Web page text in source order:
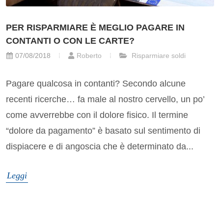
PER RISPARMIARE È MEGLIO PAGARE IN
CONTANTI O CON LE CARTE?
07/08/2018 Roberto Risparmiare soldi
Pagare qualcosa in contanti? Secondo alcune
recenti ricerche… fa male al nostro cervello, un po’
come avverrebbe con il dolore fisico. Il termine
“dolore da pagamento” è basato sul sentimento di
dispiacere e di angoscia che è determinato da...
Leggi